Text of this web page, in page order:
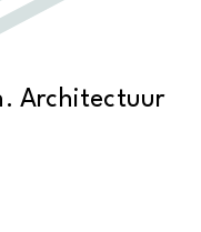
Architectuur